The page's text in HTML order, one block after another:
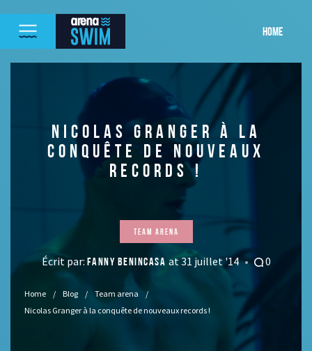
HOME
NICOLAS GRANGER À LA
CONQUÊTE DE NOUVEAUX
RECORDS !
Team arena
Écrit par: FANNY BENINCASA at 31 juillet '14 0
Home Blog
Team arena
Nicolas Granger à la conquête de nouveaux records !